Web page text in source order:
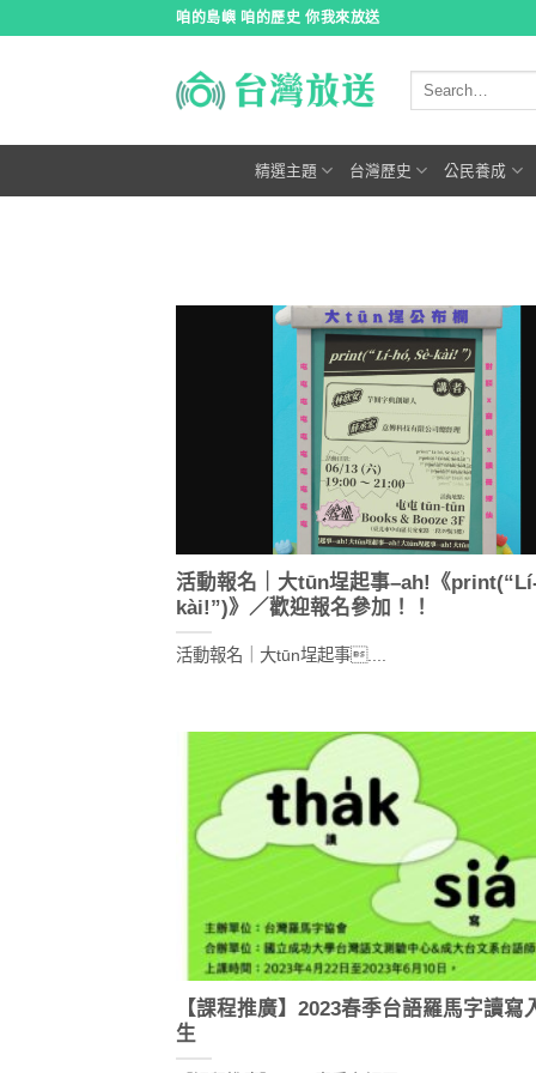
咱的島嶼 咱的歷史 你我來放送
精選主題 台灣歷史 公民養成
活動報名｜大tūn埕起事–ah!《
kài!”)》／歡迎報名參加！！
活動報名｜大tūn埕起事....
【課程推廣】2023春季台語羅馬字讀寫
生